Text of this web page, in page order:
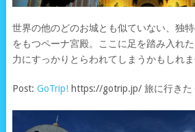
世界の他のどのお城とも似ていない、独
をもつペーナ宮殿。ここに足を踏み入れ
力にすっかりとらわれてしまうかもしれま
Post: GoTrip!https://gotrip.jp/ 旅に行きた